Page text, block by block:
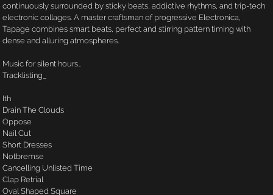
continuously surrounded by sticky beats, addictive rhythms, and trip-tech
electronic collages. A master craftsman of progressive Electronica,
Tapage combines smart beats, perfect and stirring pattern timing with
dense and alluring atmospheres.
Music for silent hours…
Tracklisting_
Ith
Drain The Clouds
Oppose
Nail Cut
Short Dresses
Notbremse
Cancelling Unlisted Time
Clap Retrial
Oval Shaped Square